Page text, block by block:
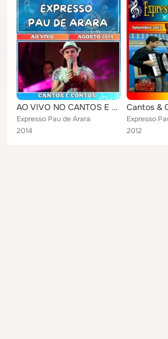
AO VIVO NO CANTOS E CONTOS AGOSTO 2014
Expresso Pau de Arara
2014
Expresso
2012